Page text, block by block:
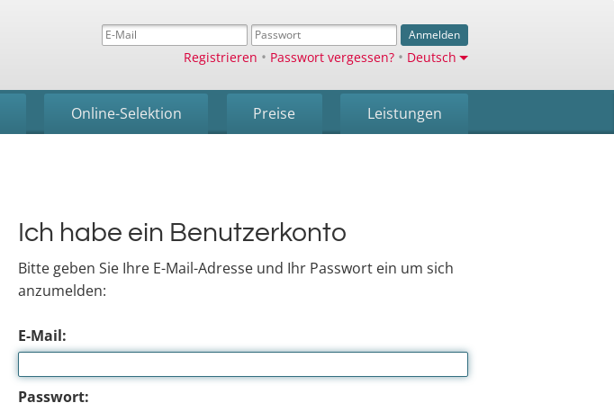
Anmelden
Registrieren • Passwort vergessen? • Deutsch
Online-Selektion Preise Leistungen
Ich habe ein Benutzerkonto
Bitte geben Sie Ihre E-Mail-Adresse und Ihr Passwort ein um sich
anzumelden:
E-Mail:
Passwort: